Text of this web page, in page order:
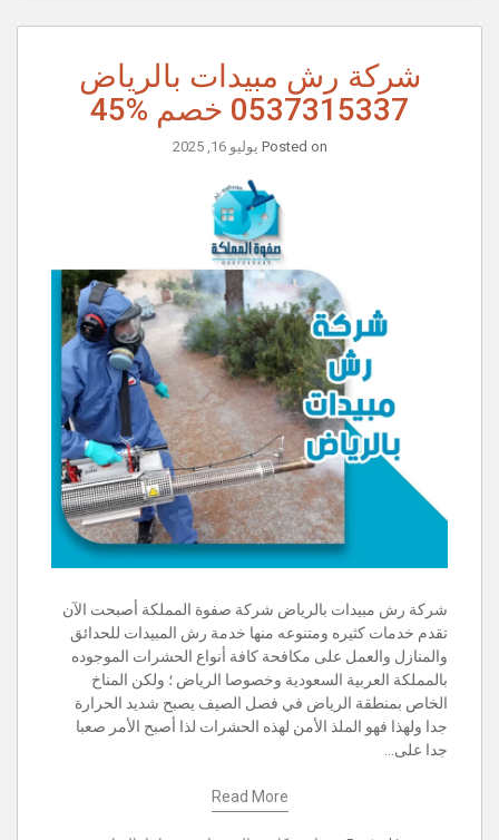
شركة رش مبيدات بالرياض
0537315337 خصم %45
Posted on يوليو 16, 2025
شركة رش مبيدات بالرياض شركة صفوة المملكة أصبحت الآن
تقدم خدمات كثيره ومتنوعه منها خدمة رش المبيدات للحدائق
والمنازل والعمل على مكافحة كافة أنواع الحشرات الموجوده
بالمملكة العربية السعودية وخصوصا الرياض ؛ ولكن المناخ
الخاص بمنطقة الرياض في فصل الصيف يصبح شديد الحرارة
جدا ولهذا فهو الملذ الأمن لهذه الحشرات لذا أصبح الأمر صعبا
جدا على…
Read More